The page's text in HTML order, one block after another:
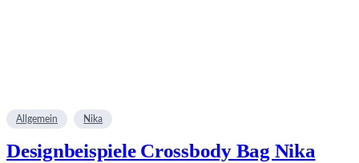
Allgemein Nika
Designbeispiele Crossbody Bag Nika